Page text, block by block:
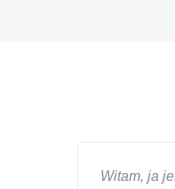
Witam, ja